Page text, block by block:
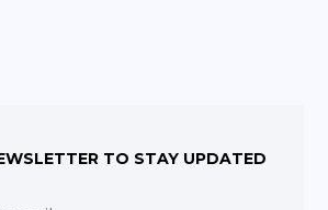
TO STAY UPDATED